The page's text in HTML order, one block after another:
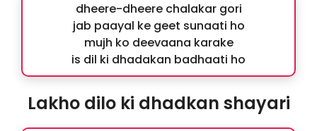
dheere-dheere chalakar gori
jab paayal ke geet sunaati ho
mujh ko deevaana karake
is dil ki dhadakan badhaati ho
Lakho dilo ki dhadkan shayari